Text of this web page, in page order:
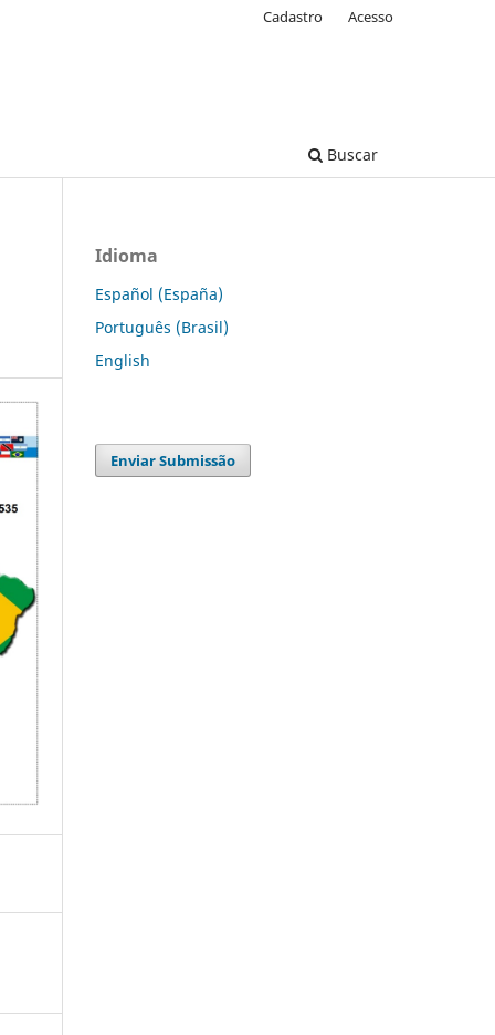
Buscar
Cadastro Acesso
Idioma
Español (España)
Português (Brasil)
English
Enviar Submissão